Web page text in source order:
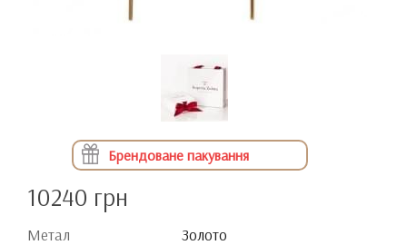
Брендоване пакування
10240 грн
Метал
Золото